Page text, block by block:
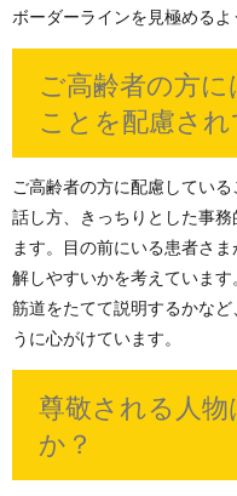
ボーダーラインを見極めるよ
ご高齢者の方
ことを配慮さ
ご高齢者の方に配慮してい
話し方、きっちりとした事
ます。目の前にいる患者さ
解しやすいかを考えていま
筋道をたてて説明するかな
うに心がけています。
尊敬される人
か？